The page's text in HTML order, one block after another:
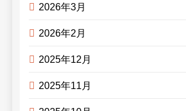
2026年3月
2026年2月
2025年12月
2025年11月